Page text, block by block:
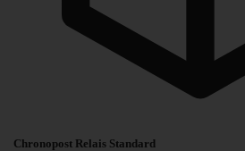
Chronopost Relais Standard